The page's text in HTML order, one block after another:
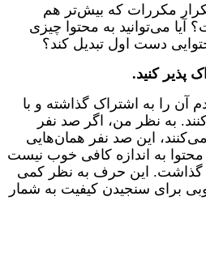
مکررات که بیش‌تر هم
آیا می‌توانید به محتوا چیزی
دست اول تبدیل کند؟
پذیر کنید.
آن را به اشتراک گذاشته و با
به نظر من، اگر صد نفر
این صد نفر همان‌هایی
به اندازه کافی خوب نیست
گذاشت. این حرف به نظر کمی
برای سنجیدن کیفیت به شمار